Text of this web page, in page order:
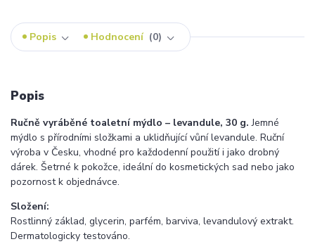
Popis Hodnocení 0
Popis
Ručně vyráběné toaletní mýdlo – levandule, 30 g. Jemné
mýdlo s přírodními složkami a uklidňující vůní levandule. Ruční
výroba v Česku, vhodné pro každodenní použití i jako drobný
dárek. Šetrné k pokožce, ideální do kosmetických sad nebo jako
pozornost k objednávce.
Složení:
Rostlinný základ, glycerin, parfém, barviva, levandulový extrakt.
Dermatologicky testováno.